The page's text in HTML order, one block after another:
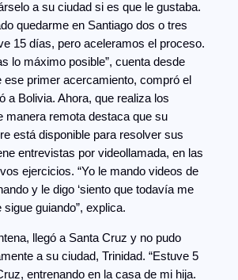
a su ciudad si es que le gustaba.
quedarme en Santiago dos o tres
15 días, pero aceleramos el proceso.
lo máximo posible”, cuenta desde
ese primer acercamiento, compró el
a Bolivia. Ahora, que realiza los
manera remota destaca que su
está disponible para resolver sus
entrevistas por videollamada, en las
ejercicios. “Yo le mando videos de
y le digo ‘siento que todavía me
sigue guiando”, explica.
llegó a Santa Cruz y no pudo
a su ciudad, Trinidad. “Estuve 5
entrenando en la casa de mi hija.